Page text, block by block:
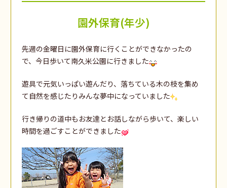
園外保育(年少)
先週の金曜日に園外保育に行くことができなかったの
で、今日歩いて南久米公園に行きました
遊具で元気いっぱい遊んだり、落ちている木の枝を集め
て自然を感じたりみんな夢中になっていました
行き帰りの道中もお友達とお話しながら歩いて、楽しい
時間を過ごすことができました